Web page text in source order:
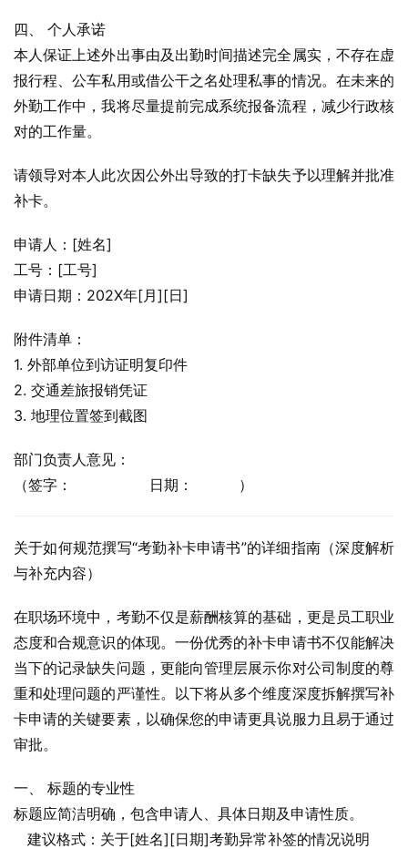
四、 个人承诺
本人保证上述外出事由及出勤时间描述完全属实，不存在虚
报行程、公车私用或借公干之名处理私事的情况。在未来的
外勤工作中，我将尽量提前完成系统报备流程，减少行政核
对的工作量。
请领导对本人此次因公外出导致的打卡缺失予以理解并批准
补卡。
申请人：[姓名]
工号：[工号]
申请日期：202X年[月][日]
附件清单：
1. 外部单位到访证明复印件
2. 交通差旅报销凭证
3. 地理位置签到截图
部门负责人意见：
（签字：                 日期：          ）
关于如何规范撰写“考勤补卡申请书”的详细指南（深度解析
与补充内容）
在职场环境中，考勤不仅是薪酬核算的基础，更是员工职业
态度和合规意识的体现。一份优秀的补卡申请书不仅能解决
当下的记录缺失问题，更能向管理层展示你对公司制度的尊
重和处理问题的严谨性。以下将从多个维度深度拆解撰写补
卡申请的关键要素，以确保您的申请更具说服力且易于通过
审批。
一、 标题的专业性
标题应简洁明确，包含申请人、具体日期及申请性质。
   建议格式：关于[姓名][日期]考勤异常补签的情况说明